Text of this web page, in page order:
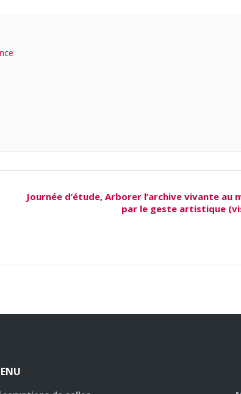
Journée d’étude, Arborer l’archive vivante au
par le geste artistique